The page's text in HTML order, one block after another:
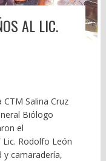
AL LIC.
CTM Salina Cruz
Biólogo
el
Lic. Rodolfo León
y camaradería,